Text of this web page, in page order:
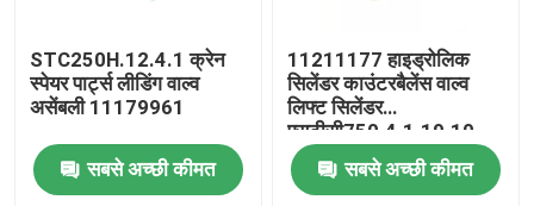
STC250H.12.4.1 क्रेन
स्पेयर पार्ट्स लीडिंग वाल्व
असेंबली 11179961
सबसे अच्छी कीमत
11211177 हाइड्रोलिक
सिलेंडर काउंटरबैलेंस वाल्व
लिफ्ट सिलेंडर
एसटीसी750.4.1.19.10
सबसे अच्छी कीमत